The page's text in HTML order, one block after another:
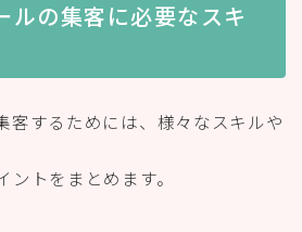
ルの集客に必要なスキ
客するためには、様々なスキルや
トをまとめます。